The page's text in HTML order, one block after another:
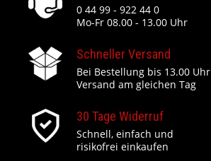
0 44 99 - 922 44 0
Mo-Fr 08.00 - 13.00 Uhr
Schneller Versand
Bei Bestellung bis 13.00 Uhr
Versand am gleichen Tag
30 Tage Widerruf
Schnell, einfach und
risikofrei einkaufen